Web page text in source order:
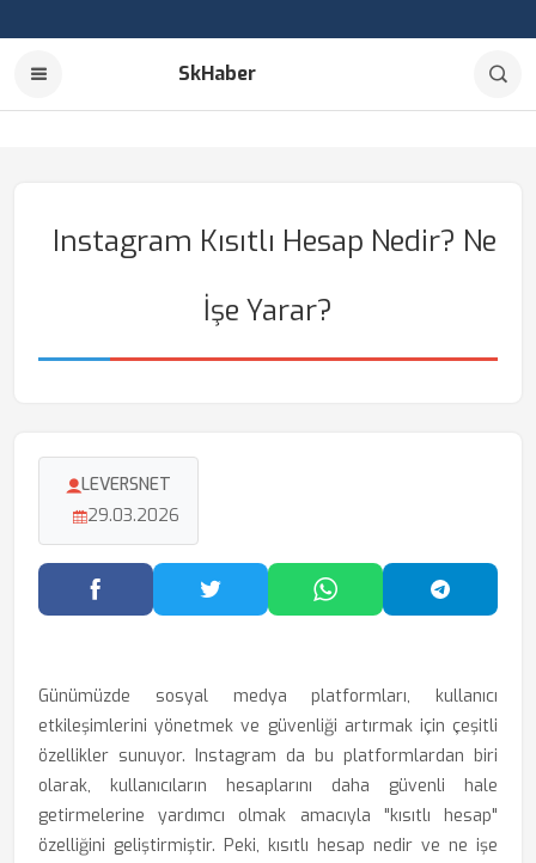
SkHaber
Instagram Kısıtlı Hesap Nedir? Ne
İşe Yarar?
LEVERSNET
29.03.2026
Facebook'ta PaylaşTwitter'da PaylaşWhatsApp'ta Paylaş
Günümüzde sosyal medya platformları, kullanıcı
etkileşimlerini yönetmek ve güvenliği artırmak için çeşitli
özellikler sunuyor. Instagram da bu platformlardan biri
olarak, kullanıcıların hesaplarını daha güvenli hale
getirmelerine yardımcı olmak amacıyla "kısıtlı hesap"
özelliğini geliştirmiştir. Peki, kısıtlı hesap nedir ve ne işe